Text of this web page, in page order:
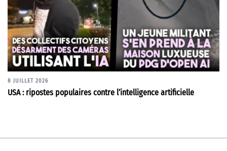
8 JUILLET 2026
USA : ripostes populaires contre l’intelligence artificielle